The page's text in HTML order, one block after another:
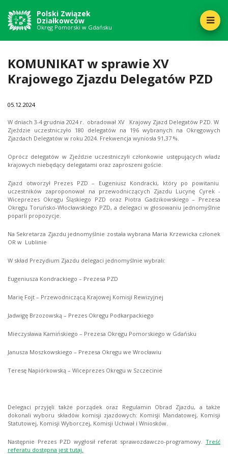
Polski Związek
Działkowców
Okręg Pomorski w Gdańsku
KOMUNIKAT w sprawie XV
Krajowego Zjazdu Delegatów PZD
05 12.2024
W dniach 3-4 grudnia 2024 r. obradował XV Krajowy Zjazd Delegatów PZD. W
Zjeździe uczestniczyło 180 delegatów na 196 wybranych na Okręgowych
Zjazdach Delegatów w roku 2024. Frekwencja wyniosła 91,37 %.
Oprócz delegatów w Zjeździe uczestniczyli członkowie ustępujących władz
krajowych niebędący delegatami oraz zaproszeni goście.
Zjazd otworzył Prezes PZD – Eugeniusz Kondracki, który po powitaniu
uczestników zaproponował na przewodniczących Zjazdu Lucynę Cyrek -
Wiceprezes Okręgu Śląskiego PZD oraz Piotra Gadzikowskiego – Prezesa
Okręgu Toruńsko-Włocławskiego PZD, a delegaci w głosowaniu jednomyślnie
poparli propozycje.
Na Sekretarza Zjazdu jednomyślnie została wybrana Maria Krzewicka członek
OR w Lublinie
W skład Prezydium Zjazdu delegaci jednomyślnie wybrali:
Eugeniusza Kondrackiego – Prezesa PZD
Marię Fojt – Przewodniczącą Krajowej Komisji Rewizyjnej
Jadwigę Brzozowską – Prezes Okręgu Podkarpackiego
Mieczysława Kamińskiego – Prezesa Okręgu Pomorskiego w Gdańsku
Janusza Moszkowskiego – Prezesa Okręgu we Wrocławiu
Teresę Napiórkowską – Wiceprezes Okręgu w Szczecinie
Delegaci przyjęli także porządek oraz Regulamin Obrad Zjazdu, a także
dokonali wyboru składów komisji zjazdowych: Komisji Mandatowej, Komisji
Statutowej, Komisji Wyborczej, Komisji Uchwał i Wniosków.
Następnie Prezes PZD wygłosił referat sprawozdawczo-programowy. Treść
referatu dostępna jest tutaj.